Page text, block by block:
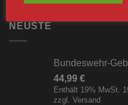
NEUSTE
Bundeswehr-
44,99 €
Enthält 19% MwSt.
zzgl. Versand